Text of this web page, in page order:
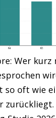
Wer
oft wie
zurückliegt.